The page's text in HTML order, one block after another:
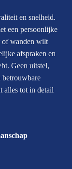
en snelheid.
een persoonlijke
of wanden wilt
afspraken en
Geen uitstel,
betrouwbare
alles tot in detail